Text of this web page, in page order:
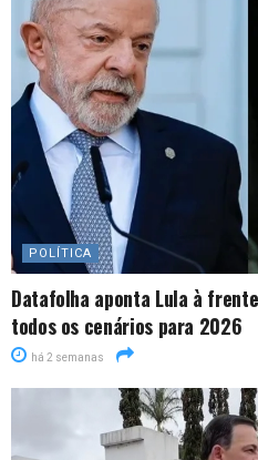
POLÍTICA
Datafolha aponta Lula à
todos os cenários para 2026
há 2 semanas